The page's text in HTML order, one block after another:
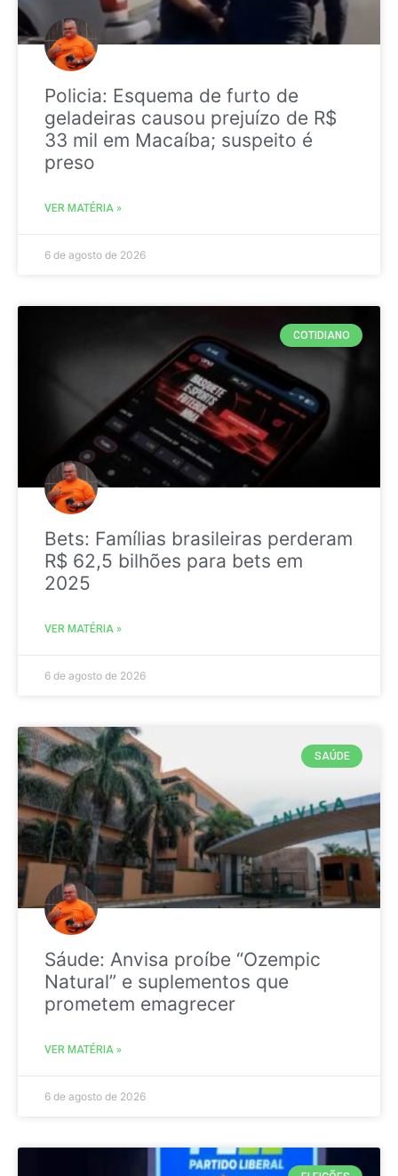
Policia: Esquema de furto de
geladeiras causou prejuízo de R$
33 mil em Macaíba; suspeito é
preso
VER MATÉRIA »
6 de agosto de 2026
COTIDIANO
Bets: Famílias brasileiras perderam
R$ 62,5 bilhões para bets em
2025
VER MATÉRIA »
6 de agosto de 2026
SAÚDE
Sáude: Anvisa proíbe “Ozempic
Natural” e suplementos que
prometem emagrecer
VER MATÉRIA »
6 de agosto de 2026